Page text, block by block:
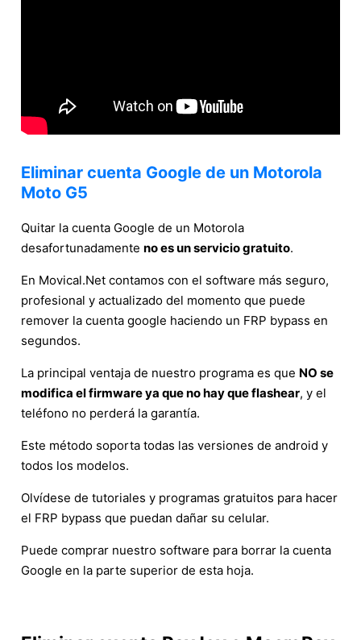
Eliminar cuenta Google de un Motorola
Moto G5
Quitar la cuenta Google de un Motorola
desafortunadamente no es un servicio gratuito.
En Movical.Net contamos con el software más seguro,
profesional y actualizado del momento que puede
remover la cuenta google haciendo un FRP bypass en
segundos.
La principal ventaja de nuestro programa es que NO se
modifica el firmware ya que no hay que flashear, y el
teléfono no perderá la garantía.
Este método soporta todas las versiones de android y
todos los modelos.
Olvídese de tutoriales y programas gratuitos para hacer
el FRP bypass que puedan dañar su celular.
Puede comprar nuestro software para borrar la cuenta
Google en la parte superior de esta hoja.